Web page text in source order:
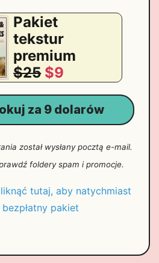
Pakiet
tekstur
premium
$25 $9
za 9 dolarów
został wysłany pocztą e-mail.
foldery spam i promocje.
tutaj, aby natychmiast
pakiet